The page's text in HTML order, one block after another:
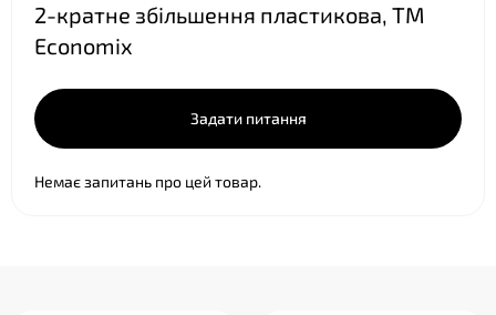
2-кратне збільшення пластикова, TM
Economix
Задати питання
Немає запитань про цей товар.